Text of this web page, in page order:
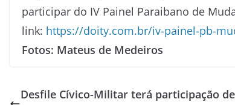
participar do IV Painel Paraibano de
link: https://doity.com.br/iv-painel-pb-
Fotos: Mateus de Medeiros
Desfile Cívico-Militar terá participação